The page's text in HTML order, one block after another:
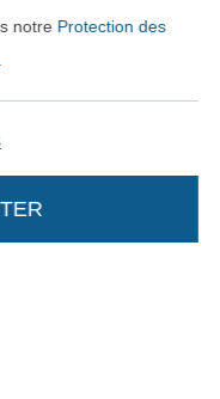
panier
à la boutique
notre Protection des